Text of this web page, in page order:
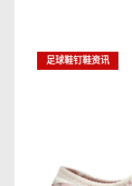
足球鞋钉鞋资讯